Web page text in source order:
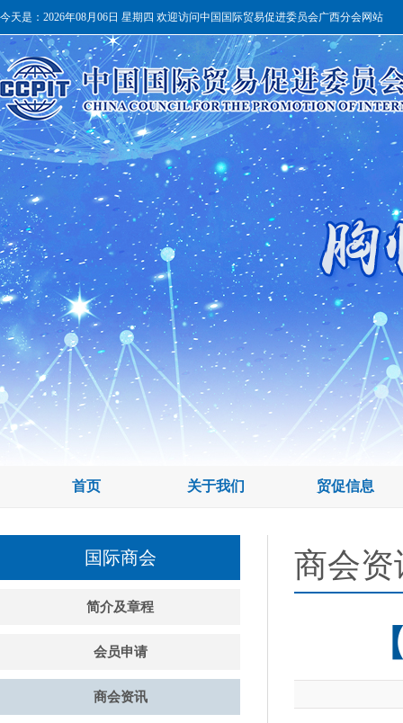
今天是： 2026年08月06日 星期四 欢迎访问中国国际贸易促进委员会广西分会网站
首页 关于我们 贸促信息
国际商会
简介及章程
会员申请
商会资讯
商会资